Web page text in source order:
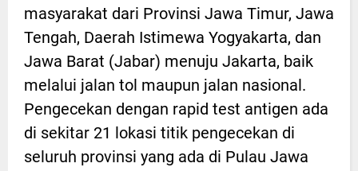
masyarakat dari Provinsi Jawa Timur, Jawa
Tengah, Daerah Istimewa Yogyakarta, dan
Jawa Barat (Jabar) menuju Jakarta, baik
melalui jalan tol maupun jalan nasional.
Pengecekan dengan rapid test antigen ada
di sekitar 21 lokasi titik pengecekan di
seluruh provinsi yang ada di Pulau Jawa